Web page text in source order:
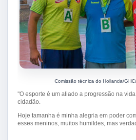
Comissão técnica do Hollanda/
"O esporte é um aliado a progressão na
cidadão.
Hoje tamanha é minha alegria em poder
esses meninos, muitos humildes, mas